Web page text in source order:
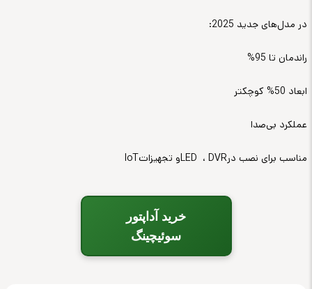
در مدل‌های جدید 2025 :
راندمان تا 95 %
ابعاد 50% کوچکتر
عملکرد بی‌صدا
مناسب برای نصب درDVR ، LEDو تجهیزاتIoT
خرید آداپتور
سوئیچینگ